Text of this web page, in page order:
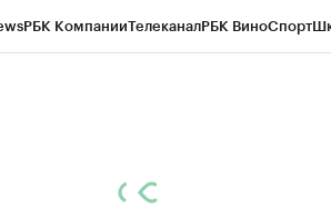
РБК КомпанииТелеканалРБК ВиноСпорт